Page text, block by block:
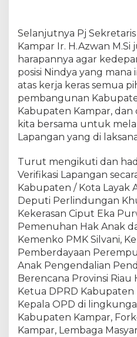
v
a
l
s
i
K
a
b
p
a
t
e
K
o
t
a
L
a
y
a
k
Selanjutnya Pj
Kampar Ir. H.Azwan
harapannya agar
posisi Nindya yang
atas kerja keras semua
pembangunan
Kabupaten Kampar,
kita bersama untuk
Lapangan yang di
Turut mengikuti dan
Verifikasi Lapangan
Kabupaten / Kota Layak
Deputi Perlindungan
Kekerasan Ciput Eka
Pemenuhan Hak Anak
Kemenko PMK Silvani,
Pemberdayaan
Anak Pengendalian
Berencana Provinsi Riau
Ketua DPRD Kabupaten
Kepala OPD di
Kabupaten Kampar,
Kampar, Lembaga